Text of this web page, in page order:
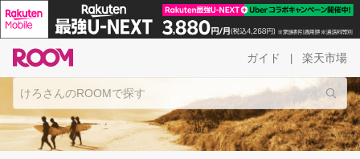
ガイド 楽天市場